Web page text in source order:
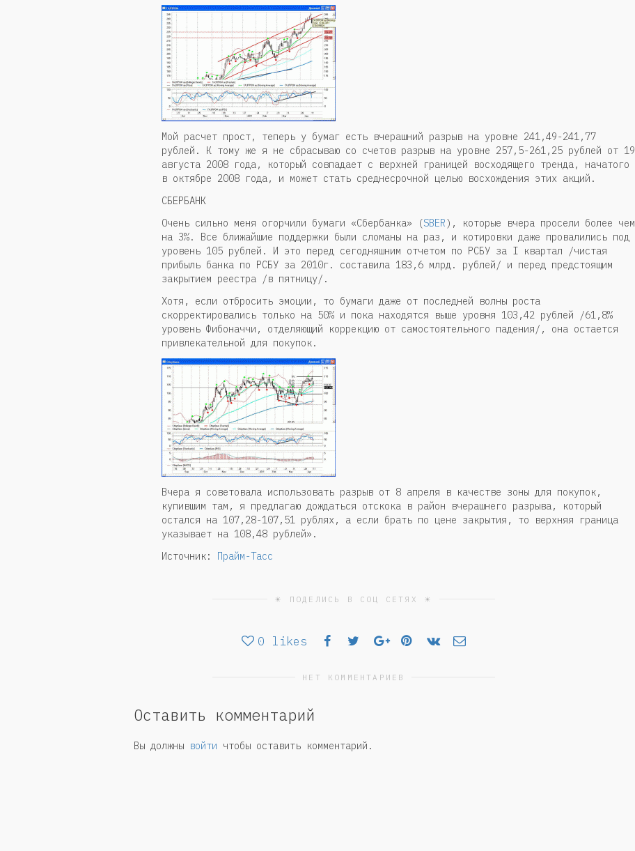
Мой расчет прост, теперь у бумаг есть вчерашний разрыв на уровне 241,49-241,77
рублей. К тому же я не сбрасываю со счетов разрыв на уровне 257,5-261,25 рублей от 19
августа 2008 года, который совпадает с верхней границей восходящего тренда, начатого
в октябре 2008 года, и может стать среднесрочной целью восхождения этих акций.
СБЕРБАНК
Очень сильно меня огорчили бумаги «Сбербанка» (SBER), которые вчера просели более чем
на 3%. Все ближайшие поддержки были сломаны на раз, и котировки даже провалились под
уровень 105 рублей. И это перед сегодняшним отчетом по РСБУ за I квартал /чистая
прибыль банка по РСБУ за 2010г. составила 183,6 млрд. рублей/ и перед предстоящим
закрытием реестра /в пятницу/.
Хотя, если отбросить эмоции, то бумаги даже от последней волны роста
скорректировались только на 50% и пока находятся выше уровня 103,42 рублей /61,8%
уровень Фибоначчи, отделяющий коррекцию от самостоятельного падения/, она остается
привлекательной для покупок.
Вчера я советовала использовать разрыв от 8 апреля в качестве зоны для покупок,
купившим там, я предлагаю дождаться отскока в район вчерашнего разрыва, который
остался на 107,28-107,51 рублях, а если брать по цене закрытия, то верхняя граница
указывает на 108,48 рублей».
Источник: Прайм-Тасс
☀ ПОДЕЛИСЬ В СОЦ СЕТЯХ ☀
0 likes
НЕТ КОММЕНТАРИЕВ
Оставить комментарий
Вы должны войти чтобы оставить комментарий.